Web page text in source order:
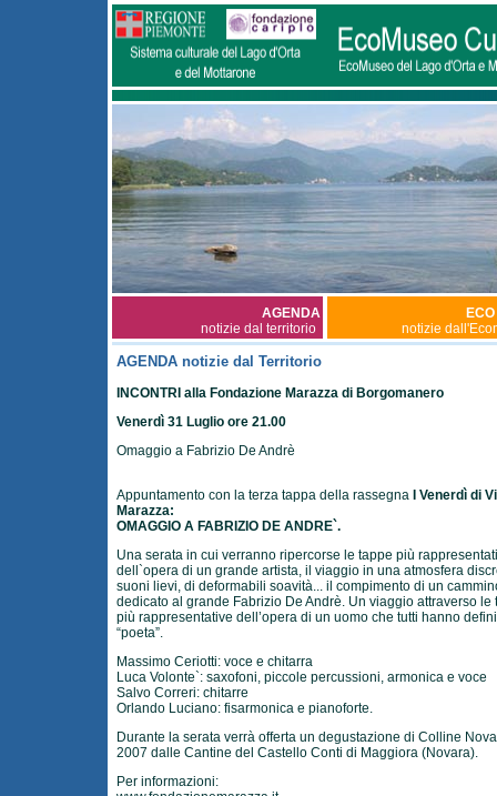
AGENDA
notizie dal territorio
notizie
AGENDA notizie dal Territorio
INCONTRI alla Fondazione Marazza di Borgomanero
Venerdì 31 Luglio ore 21.00
Omaggio a Fabrizio De Andrè
Appuntamento con la terza tappa della rassegna
I Venerdì di
Marazza:
OMAGGIO A FABRIZIO DE ANDRE`.
Una serata in cui verranno ripercorse le tappe più
dell`opera di un grande artista, il viaggio in una atmosfera
suoni lievi, di deformabili soavità... il compimento di un
dedicato al grande Fabrizio De Andrè. Un viaggio attraverso le
più rappresentative dell’opera di un uomo che tutti hanno
“poeta”.
Massimo Ceriotti: voce e chitarra
Luca Volonte`: saxofoni, piccole percussioni, armonica e voce
Salvo Correri: chitarre
Orlando Luciano: fisarmonica e pianoforte.
Durante la serata verrà offerta un degustazione di Colline
2007 dalle Cantine del Castello Conti di Maggiora (Novara).
Per informazioni: